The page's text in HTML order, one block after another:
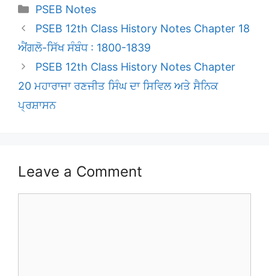
Categories
PSEB Notes
PSEB 12th Class History Notes Chapter 18
ਐਂਗਲੋ-ਸਿੱਖ ਸੰਬੰਧ : 1800-1839
PSEB 12th Class History Notes Chapter
20 ਮਹਾਰਾਜਾ ਰਣਜੀਤ ਸਿੰਘ ਦਾ ਸਿਵਿਲ ਅਤੇ ਸੈਨਿਕ
ਪ੍ਰਸ਼ਾਸਨ
Leave a Comment